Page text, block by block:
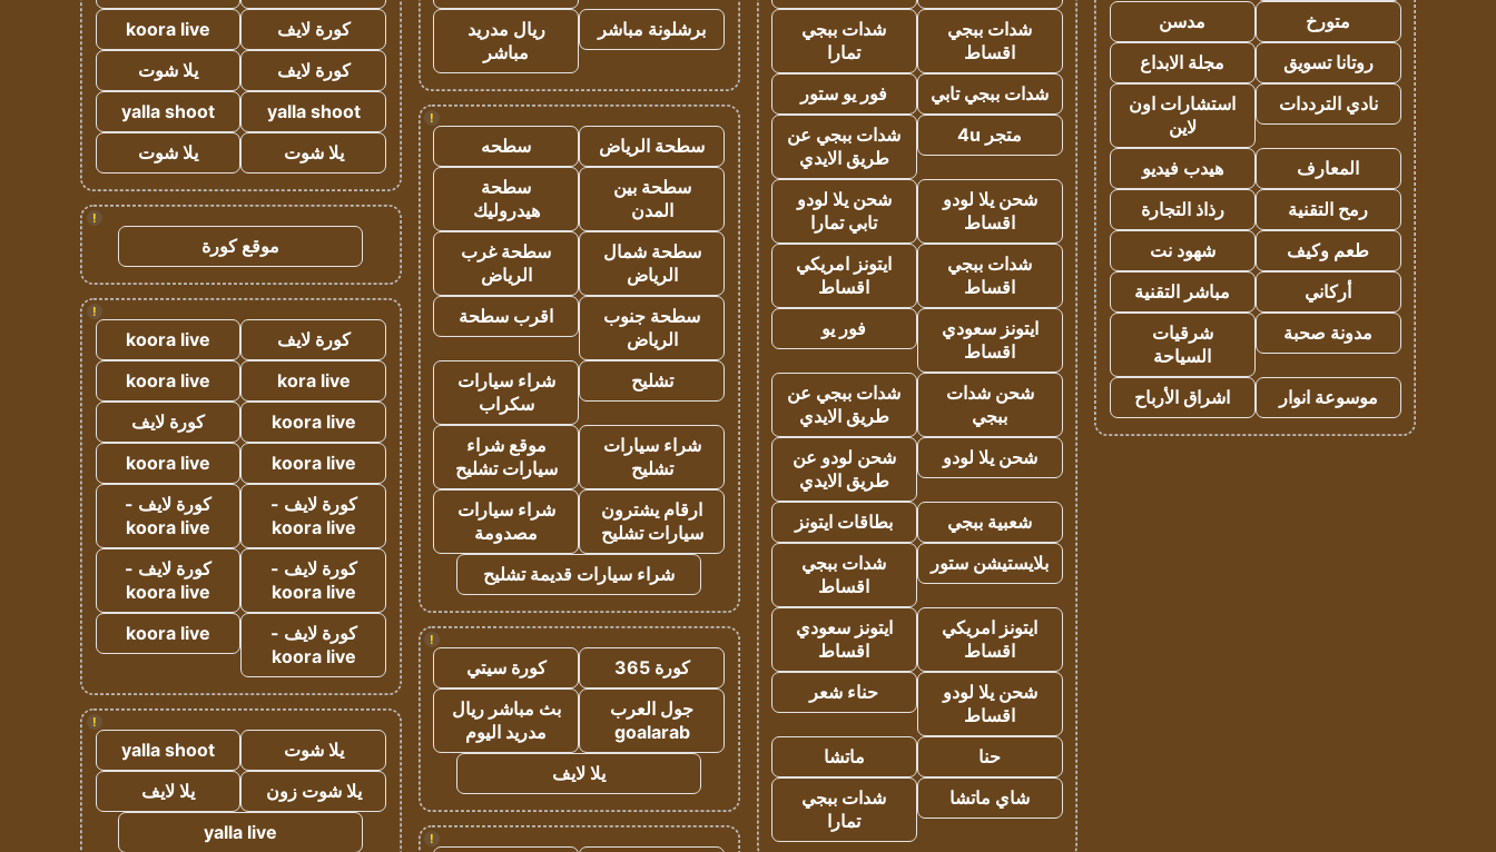
متورخ
مدسن
روتانا تسويق
مجلة الابداع
نادي الترددات
استشارات اون
لاين
المعارف
هيدب فيديو
رمح التقنية
رذاذ التجارة
طعم وكيف
شهود نت
أركاني
مباشر التقنية
مدونة صحبة
شرقيات
السياحة
موسوعة انوار
اشراق الأرباح
شدات ببجي
اقساط
شدات ببجي
تمارا
شدات ببجي تابي
فور يو ستور
متجر 4u
شدات ببجي عن
طريق الايدي
شحن يلا لودو
اقساط
شحن يلا لودو
تابي تمارا
شدات ببجي
اقساط
ايتونز امريكي
اقساط
ايتونز سعودي
اقساط
فور يو
شحن شدات
ببجي
شدات ببجي عن
طريق الايدي
شحن يلا لودو
شحن لودو عن
طريق الايدي
شعبية ببجي
بطاقات ايتونز
بلايستيشن ستور
شدات ببجي
اقساط
ايتونز امريكي
اقساط
ايتونز سعودي
اقساط
شحن يلا لودو
اقساط
حناء شعر
حنا
ماتشا
شاي ماتشا
شدات ببجي
تمارا
برشلونة مباشر
ريال مدريد
مباشر
!
سطحة الرياض
سطحه
سطحة بين
المدن
سطحة
هيدروليك
سطحة شمال
الرياض
سطحة غرب
الرياض
سطحة جنوب
الرياض
اقرب سطحة
تشليح
شراء سيارات
سكراب
شراء سيارات
تشليح
موقع شراء
سيارات تشليح
ارقام يشترون
سيارات تشليح
شراء سيارات
مصدومة
شراء سيارات قديمة تشليح
!
كورة 365
كورة سيتي
جول العرب
goalarab
بث مباشر ريال
مدريد اليوم
يلا لايف
!
كورة لايف
koora live
كورة لايف
يلا شوت
yalla shoot
yalla shoot
يلا شوت
يلا شوت
!
موقع كورة
!
كورة لايف
koora live
kora live
koora live
koora live
كورة لايف
koora live
koora live
كورة لايف -
koora live
كورة لايف -
koora live
كورة لايف -
koora live
كورة لايف -
koora live
كورة لايف -
koora live
koora live
!
يلا شوت
yalla shoot
يلا شوت زون
يلا لايف
yalla live